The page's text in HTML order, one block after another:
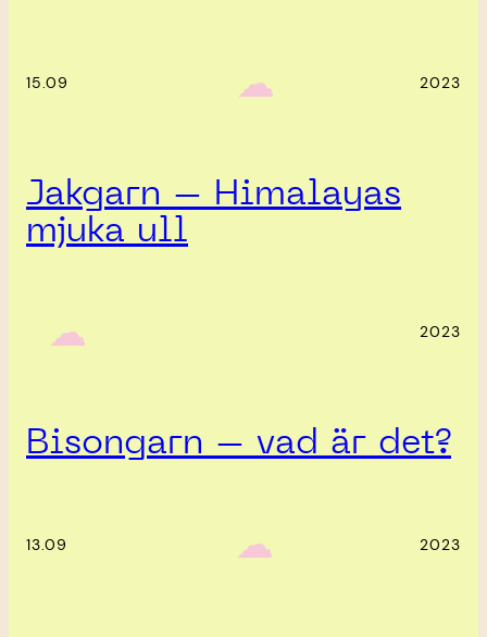
15.09 ‎ ‎‎ ☁︎‎‎ 2023
Jakgarn – Himalayas
mjuka ull
‎ ‎‎ ☁︎‎‎ 2023
Bisongarn – vad är det?
13.09 ‎ ‎‎ ☁︎‎‎ 2023